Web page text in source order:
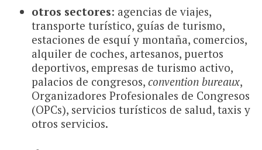
otros sectores: agencias de viajes,
transporte turístico, guías de turismo,
estaciones de esquí y montaña, comercios,
alquiler de coches, artesanos, puertos
deportivos, empresas de turismo activo,
palacios de congresos, convention bureaux,
Organizadores Profesionales de Congresos
(OPCs), servicios turísticos de salud, taxis y
otros servicios.